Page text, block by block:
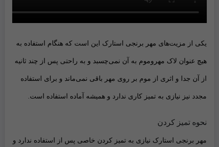
یکی از مزیت‌های مهر برنجی استارک این است که هنگام استفاده به
هیچ عنوان لاک مهروموم به آن نمی‌چسبد و به راحتی پس از چند ثانیه
از آن جدا و اثری از موم بر روی مهر باقی نمی‌ماند و برای استفاده
مجدد نیز نیازی به تمیز کاری ندارد و همیشه آماده‌ استفاده است.
نحوه تمیز کردن
مهر برنجی استارک نیازی به تمیز کردن خاصی پس از استفاده ندارد و